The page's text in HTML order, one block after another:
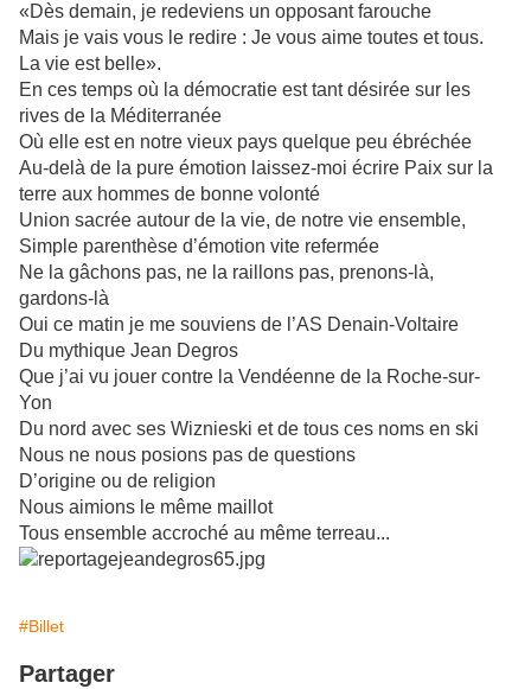
«Dès demain, je redeviens un opposant farouche
Mais je vais vous le redire : Je vous aime toutes et tous.
La vie est belle».
En ces temps où la démocratie est tant désirée sur les
rives de la Méditerranée
Où elle est en notre vieux pays quelque peu ébréchée
Au-delà de la pure émotion laissez-moi écrire Paix sur la
terre aux hommes de bonne volonté
Union sacrée autour de la vie, de notre vie ensemble,
Simple parenthèse d’émotion vite refermée
Ne la gâchons pas, ne la raillons pas, prenons-là,
gardons-là
Oui ce matin je me souviens de l’AS Denain-Voltaire
Du mythique Jean Degros
Que j’ai vu jouer contre la Vendéenne de la Roche-sur-
Yon
Du nord avec ses Wiznieski et de tous ces noms en ski
Nous ne nous posions pas de questions
D’origine ou de religion
Nous aimions le même maillot
Tous ensemble accroché au même terreau...
#Billet
Partager